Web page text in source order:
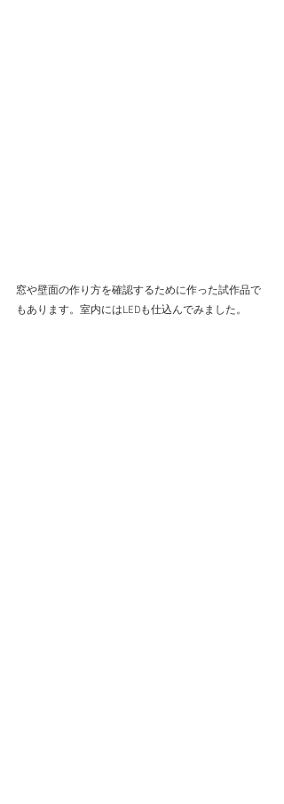
窓や壁面の作り方を確認するために作った試作品で
もあります。室内にはLEDも仕込んでみました。